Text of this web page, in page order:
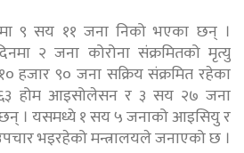
९ सय ११ जना निको भएका छन् ।
२ जना कोरोना संक्रमितको मृत्यु
हजार ९० जना सक्रिय संक्रमित रहेका
होम आइसोलेसन र ३ सय २७ जना
। यसमध्ये १ सय ५ जनाको आइसियु र
भइरहेको मन्त्रालयले जनाएको छ ।